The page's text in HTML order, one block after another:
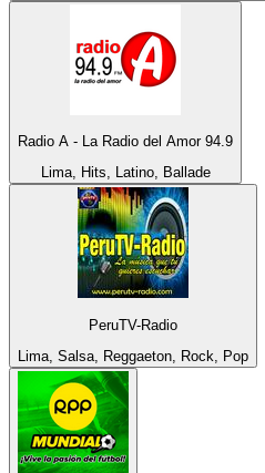
Radio A - La Radio del Amor 94.9
Lima, Hits, Latino, Ballade
PeruTV-Radio
Lima, Salsa, Reggaeton, Rock, Pop